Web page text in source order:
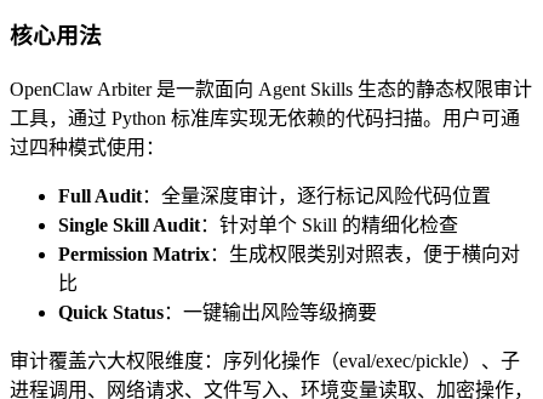
核心用法
OpenClaw Arbiter 是一款面向 Agent Skills 生态的静态权限审计
工具，通过 Python 标准库实现无依赖的代码扫描。用户可通
过四种模式使用：
Full Audit：全量深度审计，逐行标记风险代码位置
Single Skill Audit：针对单个 Skill 的精细化检查
Permission Matrix：生成权限类别对照表，便于横向对
比
Quick Status：一键输出风险等级摘要
审计覆盖六大权限维度：序列化操作（eval/exec/pickle）、子
进程调用、网络请求、文件写入、环境变量读取、加密操作，